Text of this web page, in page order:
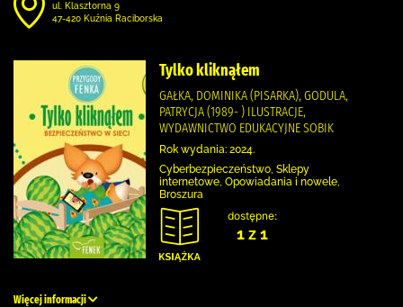
ul. Klasztorna 9
47-420 Kuźnia Raciborska
Tylko kliknąłem
GAŁKA, DOMINIKA (PISARKA), GODULA,
PATRYCJA (1989- ) ILUSTRACJE,
WYDAWNICTWO EDUKACYJNE SOBIK
Rok wydania: 2024.
Cyberbezpieczeństwo, Sklepy
internetowe, Opowiadania i nowele,
Broszura
dostępne:
1 z 1
Więcej informacji